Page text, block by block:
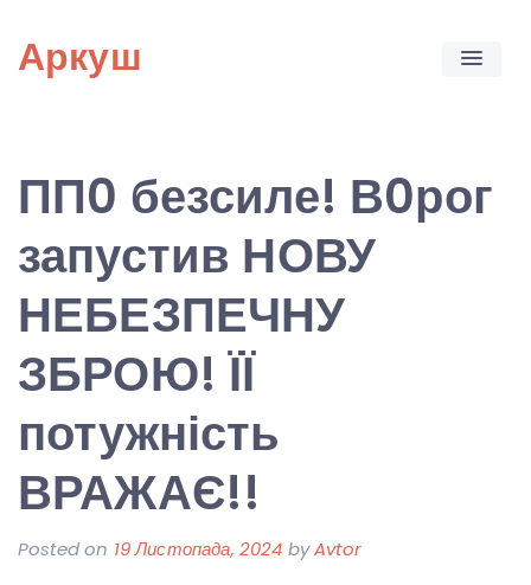
content
Аркуш
ПП0 безсиле! В0рог
запустив НОВУ
НЕБЕЗПЕЧНУ
ЗБРОЮ! ЇЇ
потужність
ВРАЖАЄ!!
Posted on 19 Листопада, 2024 byAvtor